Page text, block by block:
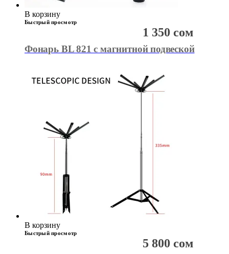
В корзину
Быстрый просмотр
Фонарь BL 821 с магнитной подвеской
1 350 сом
В корзину
Быстрый просмотр
5 800 сом